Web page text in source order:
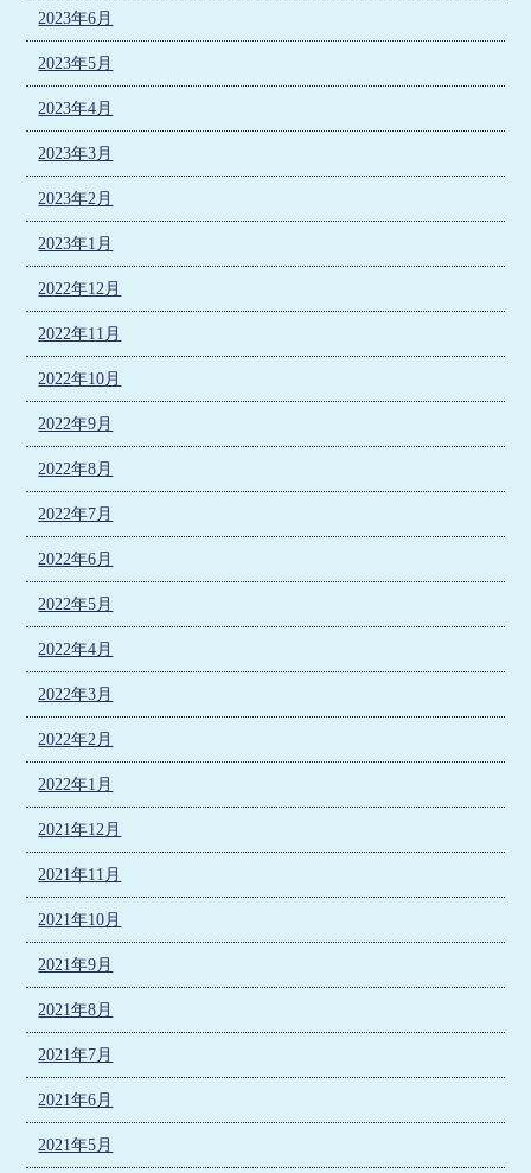
2023年6月
2023年5月
2023年4月
2023年3月
2023年2月
2023年1月
2022年12月
2022年11月
2022年10月
2022年9月
2022年8月
2022年7月
2022年6月
2022年5月
2022年4月
2022年3月
2022年2月
2022年1月
2021年12月
2021年11月
2021年10月
2021年9月
2021年8月
2021年7月
2021年6月
2021年5月